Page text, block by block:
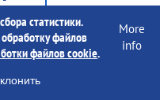
статистики.
файлов
файлов cookie.
More
info